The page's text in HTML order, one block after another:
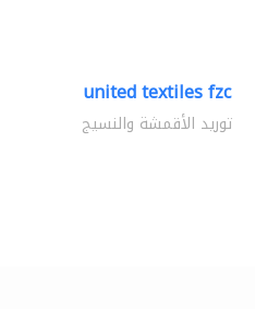
united textiles fzc
توريد الأقمشة والنسيج